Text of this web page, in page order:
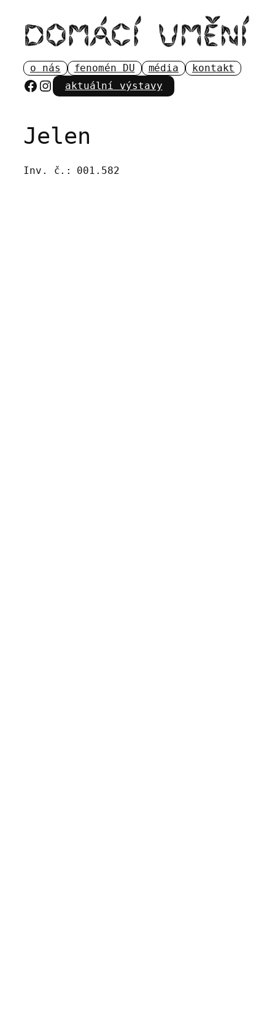
obsah
o nás fenomén DU média kontakt
Facebook
Instagram
aktuální výstavy
Jelen
Inv. č.: 001.582